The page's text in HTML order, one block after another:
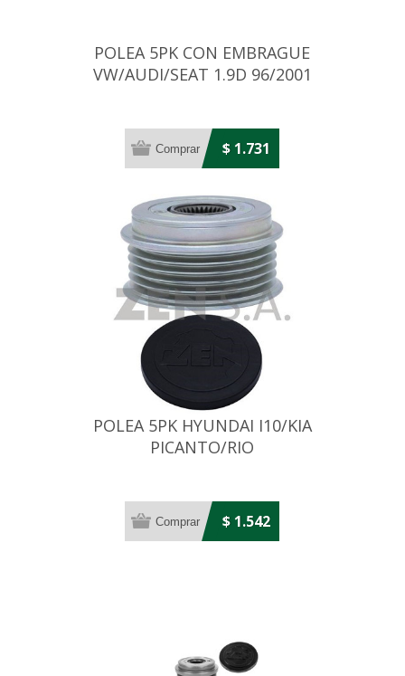
POLEA 5PK CON EMBRAGUE
VW/AUDI/SEAT 1.9D 96/2001
$ 1.731
POLEA 5PK HYUNDAI I10/KIA
PICANTO/RIO
$ 1.542